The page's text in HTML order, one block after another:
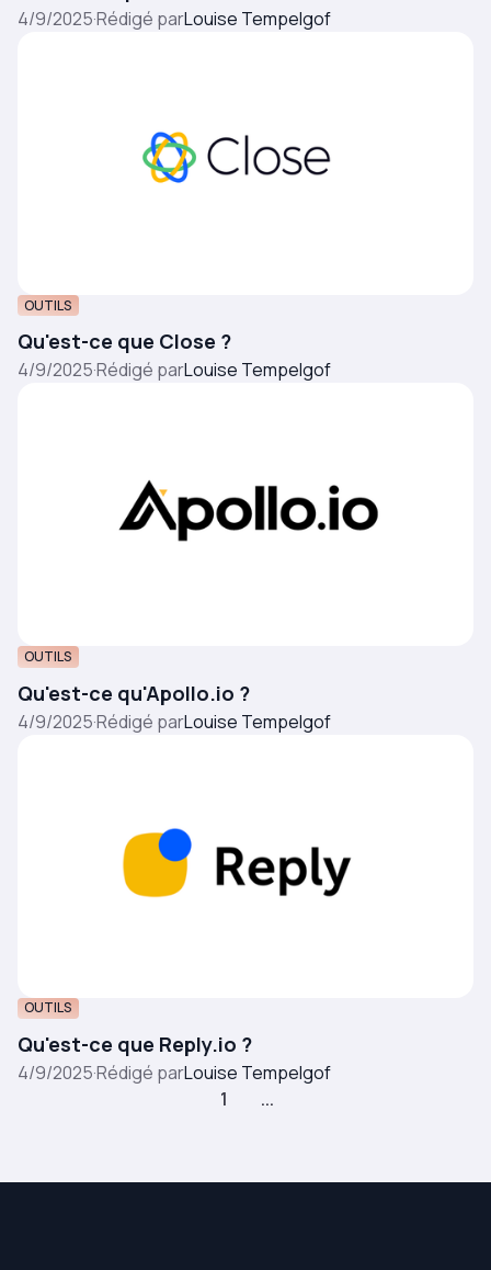
4/9/2025·Rédigé parLouise Tempelgof
OUTILS
Qu'est-ce que Close ?
4/9/2025·Rédigé parLouise Tempelgof
OUTILS
Qu'est-ce qu'Apollo.io ?
4/9/2025·Rédigé parLouise Tempelgof
OUTILS
Qu'est-ce que Reply.io ?
4/9/2025·Rédigé parLouise Tempelgof
1
...